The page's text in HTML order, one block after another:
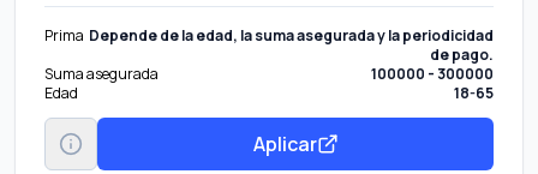
Prima Depende de la edad, la suma asegurada y la periodicidad
de pago.
Suma asegurada
100000 - 300000
Edad
18-65
Aplicar